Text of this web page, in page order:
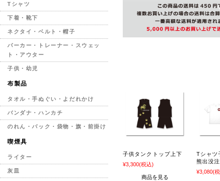
子供タンクトップ上下
¥3,300(税込)
商品を見る
Tシャツ
熊出没
¥3,080(
Tシャツ
下着・靴下
ネクタイ・ベルト・帽子
パーカー・トレーナー・スウェッ
ト・アウター
子供・幼児
布製品
タオル・手ぬぐい・よだれかけ
バンダナ・ハンカチ
のれん・バック・袋物・旗・前掛け
喫煙具
ライター
灰皿